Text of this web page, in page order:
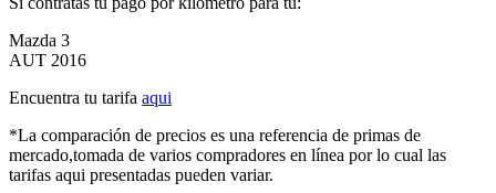
Mazda 3
AUT 2016
Encuentra tu tarifa aqui
*La comparación de precios es una referencia de primas de
mercado,tomada de varios compradores en línea por lo cual las
tarifas aqui presentadas pueden variar.